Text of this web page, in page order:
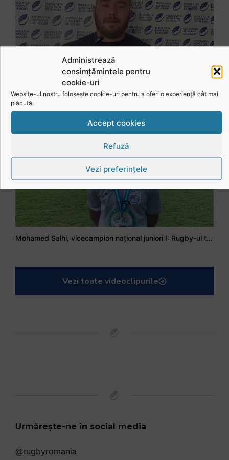
Administrează
consimțămintele pentru
cookie-uri
Website-ul nostru folosește cookie-uri pentru a oferi o experiență cât mai
plăcută.
Accept cookies
Refuză
Vezi preferințele
Mohamed Salhi, vicecampion național juniori I: Rugby-ul te învață să accepți și înfrângerile
Vezi toate videoclipurile
Urmărește-ne în social media
@rugbyromania